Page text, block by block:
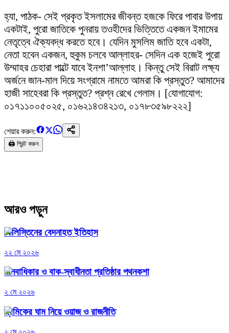
হ্যা, পাঠক- সেই প্রকৃত ইসলামের জীবন্ত হজকে ফিরে পাবার উপায়
একটাই, পুরো জাতিকে পুনরায় তওহীদের ভিত্তিতে একজন ইমামের
নেতৃত্বে ঐক্যবদ্ধ করতে হবে। যেদিন মুসলিম জাতি হবে একটা,
নেতা হবেন একজন, হুকুম চলবে আল্লাহর- সেদিন এক হজেই পুরো
উম্মাহর চেহারা পাল্টে যাবে ইনশা’আল্লাহ। কিন্তু সেই বিরাট লক্ষ্য
অর্জনে জান-মাল দিয়ে সংগ্রামে নামতে আমরা কি প্রস্তুত? আমাদের
হাজী সাহেবরা কি প্রস্তুত? প্রশ্ন রেখে গেলাম। [যোগাযোগ:
০১৭১১০০৫০২৫, ০১৬২১৪৩৪২১৩, ০১৭৮৩৫৯৮২২২]
শেয়ার করুন:
🖨️ প্রিন্ট করুন
আরও পড়ুন
ফিলিস্তিনের বেদনাহত ইতিহাস
২২ মে ২০২৬
মানবাধিকার ও বাক-স্বাধীনতা প্রতিষ্ঠার পথনকশা
২ মে ২০২৬
শ্রমিকের ঘাম নিয়ে ওয়াজ ও রাজনীতি